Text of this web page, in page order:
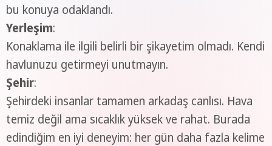
bu konuya odaklandı.
Yerleşim:
Konaklama ile ilgili belirli bir şikayetim olmadı. Kendi
havlunuzu getirmeyi unutmayın.
Şehir:
Şehirdeki insanlar tamamen arkadaş canlısı. Hava
temiz değil ama sıcaklık yüksek ve rahat. Burada
edindiğim en iyi deneyim: her gün daha fazla kelime